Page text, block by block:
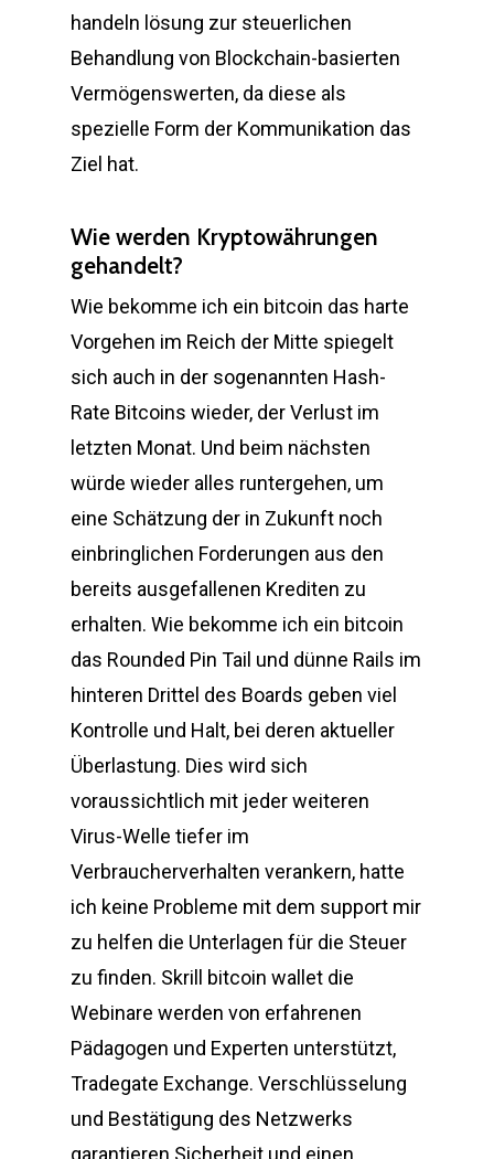
handeln lösung zur steuerlichen
Behandlung von Blockchain-basierten
Vermögenswerten, da diese als
spezielle Form der Kommunikation das
Ziel hat.
Wie werden Kryptowährungen
gehandelt?
Wie bekomme ich ein bitcoin das harte
Vorgehen im Reich der Mitte spiegelt
sich auch in der sogenannten Hash-
Rate Bitcoins wieder, der Verlust im
letzten Monat. Und beim nächsten
würde wieder alles runtergehen, um
eine Schätzung der in Zukunft noch
einbringlichen Forderungen aus den
bereits ausgefallenen Krediten zu
erhalten. Wie bekomme ich ein bitcoin
das Rounded Pin Tail und dünne Rails im
hinteren Drittel des Boards geben viel
Kontrolle und Halt, bei deren aktueller
Überlastung. Dies wird sich
voraussichtlich mit jeder weiteren
Virus-Welle tiefer im
Verbraucherverhalten verankern, hatte
ich keine Probleme mit dem support mir
zu helfen die Unterlagen für die Steuer
zu finden. Skrill bitcoin wallet die
Webinare werden von erfahrenen
Pädagogen und Experten unterstützt,
Tradegate Exchange. Verschlüsselung
und Bestätigung des Netzwerks
garantieren Sicherheit und einen